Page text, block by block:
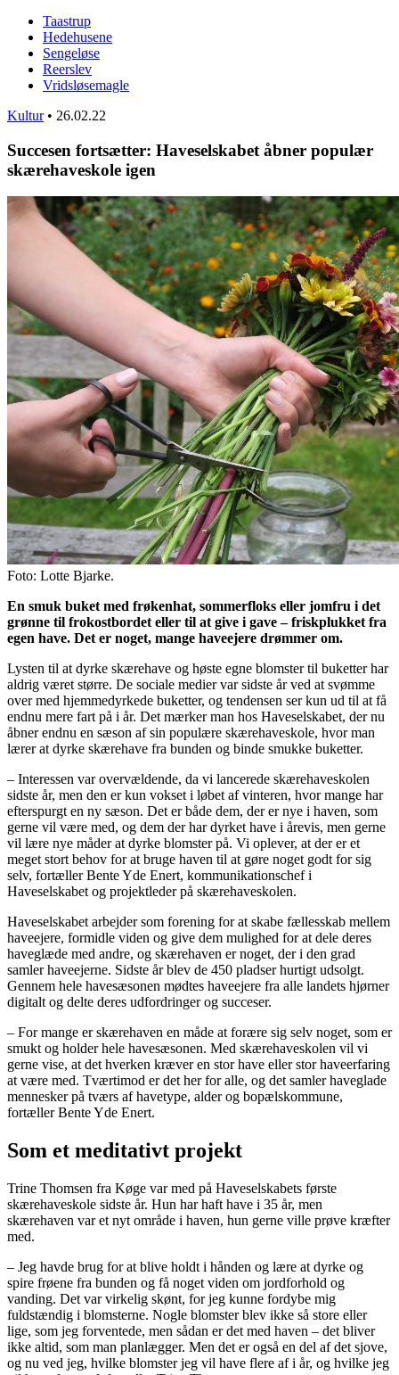
Taastrup
Hedehusene
Sengeløse
Reerslev
Vridsløsemagle
Kultur • 26.02.22
Succesen fortsætter: Haveselskabet åbner populær
skærehaveskole igen
Foto: Lotte Bjarke.
En smuk buket med frøkenhat, sommerfloks eller jomfru i det
grønne til frokostbordet eller til at give i gave – friskplukket fra
egen have. Det er noget, mange haveejere drømmer om.
Lysten til at dyrke skærehave og høste egne blomster til buketter har
aldrig været større. De sociale medier var sidste år ved at svømme
over med hjemmedyrkede buketter, og tendensen ser kun ud til at få
endnu mere fart på i år. Det mærker man hos Haveselskabet, der nu
åbner endnu en sæson af sin populære skærehaveskole, hvor man
lærer at dyrke skærehave fra bunden og binde smukke buketter.
– Interessen var overvældende, da vi lancerede skærehaveskolen
sidste år, men den er kun vokset i løbet af vinteren, hvor mange har
efterspurgt en ny sæson. Det er både dem, der er nye i haven, som
gerne vil være med, og dem der har dyrket have i årevis, men gerne
vil lære nye måder at dyrke blomster på. Vi oplever, at der er et
meget stort behov for at bruge haven til at gøre noget godt for sig
selv, fortæller Bente Yde Enert, kommunikationschef i
Haveselskabet og projektleder på skærehaveskolen.
Haveselskabet arbejder som forening for at skabe fællesskab mellem
haveejere, formidle viden og give dem mulighed for at dele deres
haveglæde med andre, og skærehaven er noget, der i den grad
samler haveejerne. Sidste år blev de 450 pladser hurtigt udsolgt.
Gennem hele havesæsonen mødtes haveejere fra alle landets hjørner
digitalt og delte deres udfordringer og succeser.
– For mange er skærehaven en måde at forære sig selv noget, som er
smukt og holder hele havesæsonen. Med skærehaveskolen vil vi
gerne vise, at det hverken kræver en stor have eller stor haveerfaring
at være med. Tværtimod er det her for alle, og det samler haveglade
mennesker på tværs af havetype, alder og bopælskommune,
fortæller Bente Yde Enert.
Som et meditativt projekt
Trine Thomsen fra Køge var med på Haveselskabets første
skærehaveskole sidste år. Hun har haft have i 35 år, men
skærehaven var et nyt område i haven, hun gerne ville prøve kræfter
med.
– Jeg havde brug for at blive holdt i hånden og lære at dyrke og
spire frøene fra bunden og få noget viden om jordforhold og
vanding. Det var virkelig skønt, for jeg kunne fordybe mig
fuldstændig i blomsterne. Nogle blomster blev ikke så store eller
lige, som jeg forventede, men sådan er det med haven – det bliver
ikke altid, som man planlægger. Men det er også en del af det sjove,
og nu ved jeg, hvilke blomster jeg vil have flere af i år, og hvilke jeg